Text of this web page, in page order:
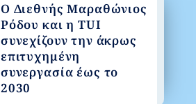
Ο Διεθνής Μαραθώνιος
Ρόδου και η TUI
συνεχίζουν την άκρως
επιτυχημένη
συνεργασία έως το
2030